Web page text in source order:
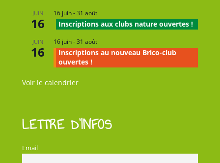
JUIN
16
16 juin-31 août
Inscriptions aux clubs nature ouvertes !
JUIN
16
16 juin-31 août
Inscriptions au nouveau Brico-club
ouvertes !
Voir le calendrier
LETTRE D’INFOS
Email